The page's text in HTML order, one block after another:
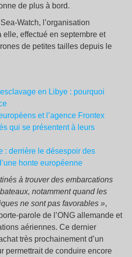
de plus à bord.
Watch, l’organisation
elle, effectué en septembre et
de petites tailles depuis le
en Libye : pourquoi
et l’agence Frontex
qui se présentent à leurs
: derrière le désespoir des
honte européenne
à trouver des embarcations
notamment quand les
ne sont pas favorables »,
parole de l’ONG allemande et
aériennes. Ce dernier
très prochainement d’un
permettrait de conduire encore